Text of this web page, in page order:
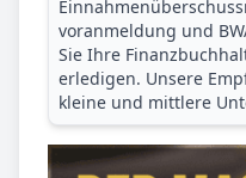
voranmeldung und
Sie Ihre
erledigen. Unsere
kleine und mittlere